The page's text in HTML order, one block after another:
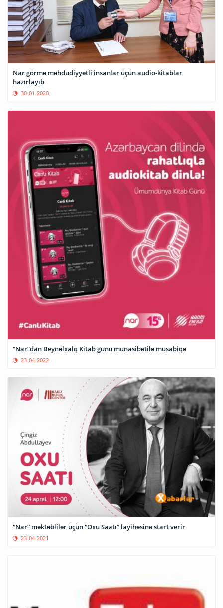
Nar görmə məhdudiyyətli insanlar üçün audio-kitablar
hazırlayıb
30-01-2020
“Nar”dan Beynəlxalq Kitab günü münasibətilə müsabiqə
23-04-2022
“Nar” məktəblilər üçün “Oxu Saatı” layihəsinə start verir
23-04-2021